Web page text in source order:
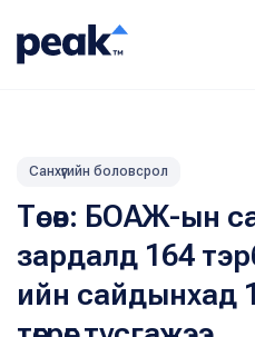
Санхүүгийн боловсрол
Төсөв: БОАЖ-ын
зардалд 164
ийн сайдынхад